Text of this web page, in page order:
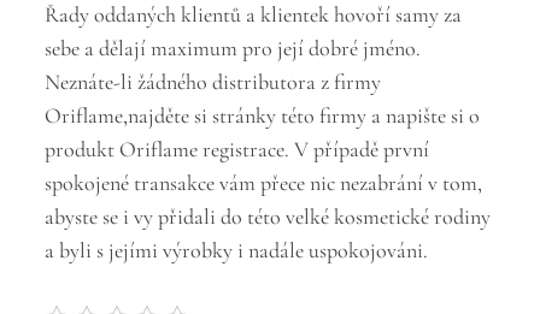
Řady oddaných klientů a klientek hovoří samy za
sebe a dělají maximum pro její dobré jméno.
Neznáte-li žádného distributora z firmy
Oriflame,najděte si stránky této firmy a napište si o
produkt Oriflame registrace. V případě první
spokojené transakce vám přece nic nezabrání v tom,
abyste se i vy přidali do této velké kosmetické rodiny
a byli s jejími výrobky i nadále uspokojováni.